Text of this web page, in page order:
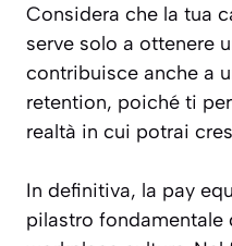
Considera che la tua
serve solo a ottenere
contribuisce anche a
retention, poiché ti
realtà in cui potrai
In definitiva, la pay
pilastro fondamentale